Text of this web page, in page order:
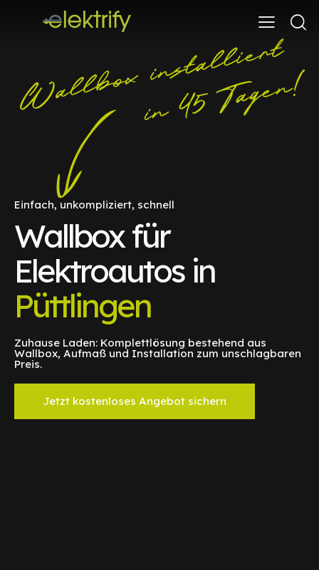
Einfach, unkompliziert, schnell
Wallbox für
Elektroautos in
Püttlingen
Zuhause Laden: Komplettlösung bestehend aus
Wallbox, Aufmaß und Installation zum unschlagbaren
Preis.
Jetzt kostenloses Angebot sichern